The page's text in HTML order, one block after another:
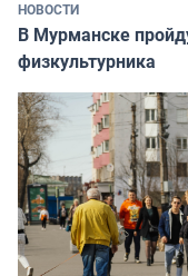
НОВОСТИ
В Мурманске
физкультурника